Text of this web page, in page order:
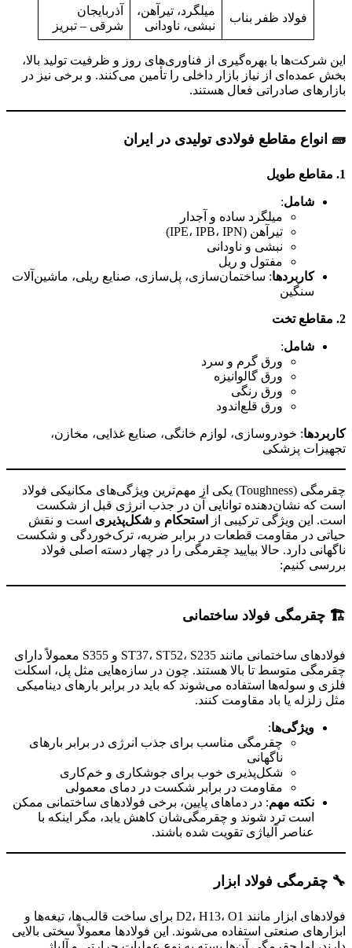
فولاد ظفر بناب
میلگرد، تیرآهن،
نبشی، ناودانی
آذربایجان
شرقی – تبریز
این شرکت‌ها با بهره‌گیری از فناوری‌های روز و ظرفیت تولید بالا،
بخش عمده‌ای از نیاز بازار داخلی را تأمین می‌کنند. و برخی نیز در
بازارهای صادراتی فعال هستند.
🧱 انواع مقاطع فولادی تولیدی در ایران
1. مقاطع طویل
شامل:
میلگرد ساده و آجدار
تیرآهن (IPE، IPB، IPN)
نبشی و ناودانی
مفتول و ریل
کاربردها: ساختمان‌سازی، پل‌سازی، صنایع ریلی، ماشین‌آلات
سنگین
2. مقاطع تخت
شامل:
ورق گرم و سرد
ورق گالوانیزه
ورق رنگی
ورق قلع‌اندود
کاربردها: خودروسازی، لوازم خانگی، صنایع غذایی، مخازن،
تجهیزات پزشکی
چقرمگی (Toughness) یکی از مهم‌ترین ویژگی‌های مکانیکی فولاد
است که نشان‌دهنده توانایی آن در جذب انرژی قبل از شکست
است. این ویژگی ترکیبی از
استحکام و شکل‌پذیری است و نقش
حیاتی در مقاومت قطعات در برابر ضربه، ترک‌خوردگی و شکست
ناگهانی دارد. حالا بیایید چقرمگی را در چهار دسته اصلی فولاد
بررسی کنیم:
🏗 چقرمگی فولاد ساختمانی
فولادهای ساختمانی مانند ST37، ST52، S235 و S355 معمولاً دارای
چقرمگی متوسط تا بالا هستند. چون در سازه‌هایی مثل پل، اسکلت
فلزی و سوله‌ها استفاده می‌شوند که باید در برابر بارهای دینامیکی
مثل زلزله یا باد مقاومت کنند.
ویژگی‌ها:
چقرمگی مناسب برای جذب انرژی در برابر بارهای
ناگهانی
شکل‌پذیری خوب برای جوشکاری و خم‌کاری
مقاومت در برابر شکست در دمای معمولی
نکته مهم: در دماهای پایین، برخی فولادهای ساختمانی ممکن
است ترد شوند و چقرمگی‌شان کاهش یابد، مگر اینکه با
عناصر آلیاژی تقویت شده باشند.
🔧 چقرمگی فولاد ابزار
فولادهای ابزار مانند D2، H13، O1 برای ساخت قالب‌ها، تیغه‌ها و
ابزارهای صنعتی استفاده می‌شوند. این فولادها معمولاً سختی بالایی